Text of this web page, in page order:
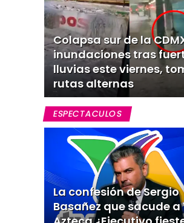
Colapsa sur de la
inundaciones tras
lluvias este viernes,
rutas alternas
ESPECTACULOS
La confesión de Sergio
Basañez que sacude a